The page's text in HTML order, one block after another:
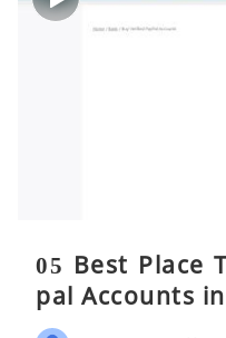
05 Best Place
pal Accounts